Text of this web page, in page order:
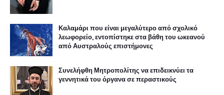
Καλαμάρι που είναι μεγαλύτερο από σχολικό
λεωφορείο, εντοπίστηκε στα βάθη του ωκεανού
από Αυστραλούς επιστήμονες
Συνελήφθη Μητροπολίτης να επιδεικνύει τα
γεννητικά του όργανα σε περαστικούς